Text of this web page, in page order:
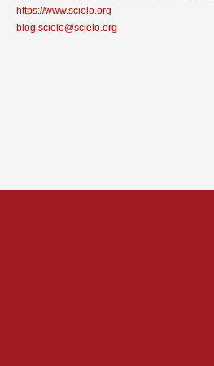
https://www.scielo.org
blog.scielo@scielo.org